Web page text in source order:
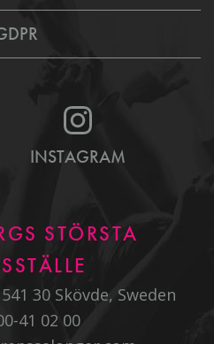
INSTAGRAM
STÖRSTA
30 Skövde, Sweden
41 02 00